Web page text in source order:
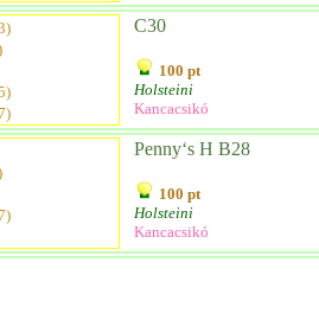
C30
100 pt
Holsteini
Kancacsikó
Penny‘s H B28
100 pt
Holsteini
Kancacsikó